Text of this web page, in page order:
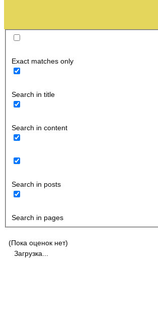
Exact matches only
Search in title
Search in content
Search in posts
Search in pages
(Пока оценок нет)
Загрузка...